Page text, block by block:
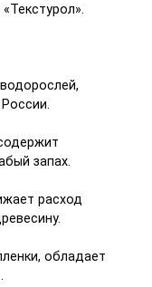
запах.
расход
обладает